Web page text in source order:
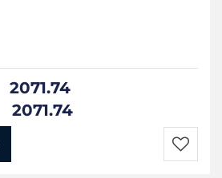
2071.74
2071.74